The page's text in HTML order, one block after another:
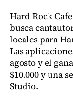
Hard Rock
busca
locales para
Las
agosto y el
$10.000 y una
Studio.